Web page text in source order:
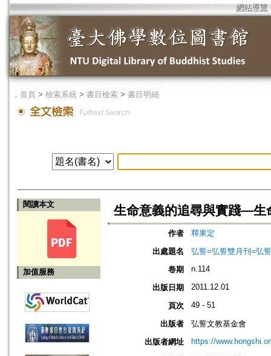
網站導覽
． 首頁 > 檢索系統 > 書目檢索 > 書目明細
閱讀本文
加值服務
生命意義的追尋與實踐—生
作者
釋果定
出處題名
弘誓=弘誓雙月刊=弘
卷期
n.114
出版日期 2011.12.01
頁次 49 - 51
出版者
弘誓文教基金會
出版者網址
https://